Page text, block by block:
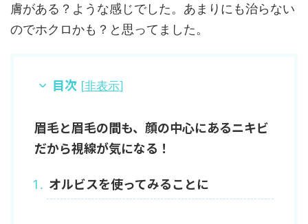
膚がある？ような感じでした。あまりにも治らない
のでホクロかも？と思ってました。
目次 [非表示]
眉毛と眉毛の間も、顔の中心にあるニキビ
だから視線が気になる！
オルビスを使ってみることに